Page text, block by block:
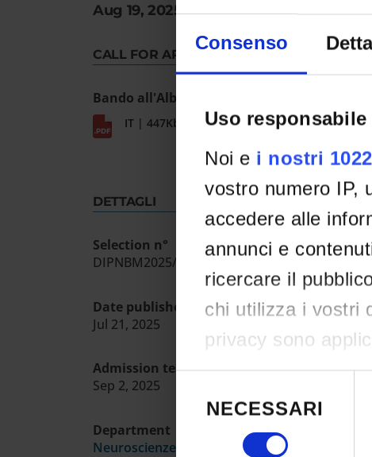
Consenso
Uso responsabile
Noi e i nostri
vostro numero IP,
accedere alle
annunci e
ricercare il
chi utilizza i vostri
privacy sono
effettuato le
consenso in
clic sull'icona di
consenso
NECESSARI
Aug 19, 2025 13:00:00
CALL FOR APPLICATION
Bando all'Albo n.1378/2025
IT | 447Kb
DETTAGLI
Selection n°
DIPNBM2025/GAIT
Date published in the official register
Jul 21, 2025
Admission test date
Sep 2, 2025
Department
Neuroscienze, Biomedicina e Movimento